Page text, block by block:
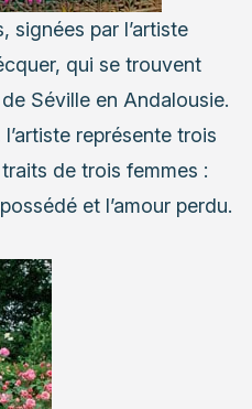
signées par l’artiste
qui se trouvent
Séville en Andalousie.
représente trois
de trois femmes :
et l’amour perdu.